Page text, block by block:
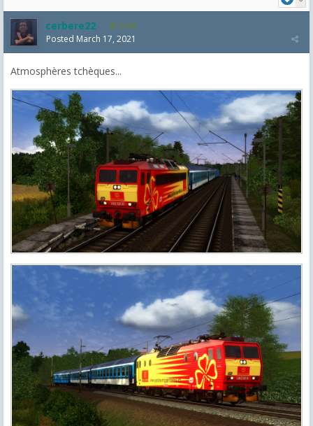
cerbere22 4,385
Posted March 17, 2021
Atmosphères tchèques...